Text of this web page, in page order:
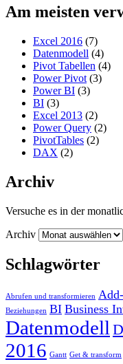
Am meisten
Excel 2016 (7)
Datenmodell (4)
Pivot Tabellen (4)
Power Pivot (3)
Power BI (3)
BI (3)
Excel 2013 (2)
Power Query (2)
PivotTables (2)
DAX (2)
Archiv
Versuche es in der
Archiv
Schlagwörter
Abrufen und transformieren
Beziehungen BI Business
Datenmodell
2016 Gantt Get & transform